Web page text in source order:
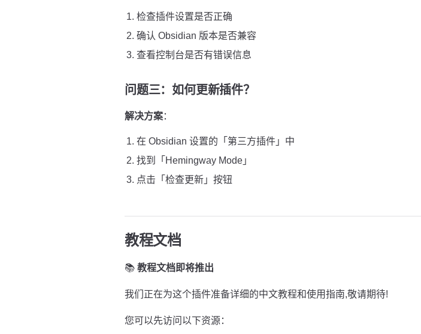
检查插件设置是否正确
确认 Obsidian 版本是否兼容
查看控制台是否有错误信息
问题三：如何更新插件？
解决方案：
在 Obsidian 设置的「第三方插件」中
找到「Hemingway Mode」
点击「检查更新」按钮
教程文档
📚 教程文档即将推出
我们正在为这个插件准备详细的中文教程和使用指南,敬请期待!
您可以先访问以下资源：